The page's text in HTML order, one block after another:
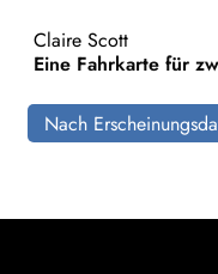
Claire Scott
Eine Fahrkarte für
Nach